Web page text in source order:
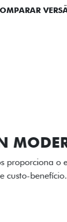
DE
de liga leve
elevam o